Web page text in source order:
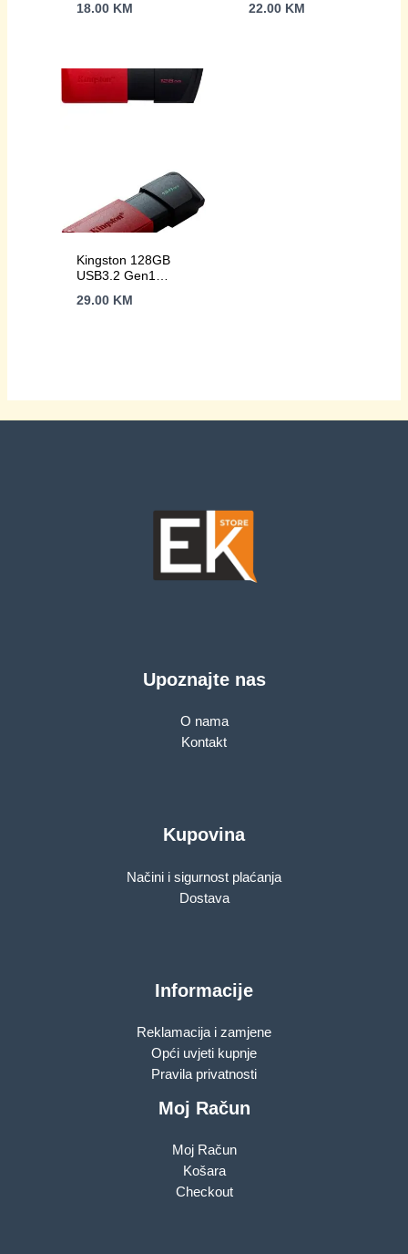
18.00 KM
Exodia S
22.00 KM
Kingston 128GB
USB3.2 Gen1
M (Black + Red)
29.00 KM
Upoznajte nas
O nama
Kontakt
Kupovina
Načini i sigurnost plaćanja
Dostava
Informacije
Reklamacija i zamjene
Opći uvjeti kupnje
Pravila privatnosti
Moj Račun
Moj Račun
Košara
Checkout